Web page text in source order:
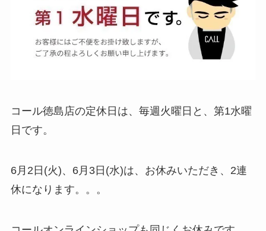
コール徳島店の定休日は、毎週火曜日と、第1水曜
日です。
6月2日(火)、6月3日(水)は、お休みいただき、2連
休になります。。。